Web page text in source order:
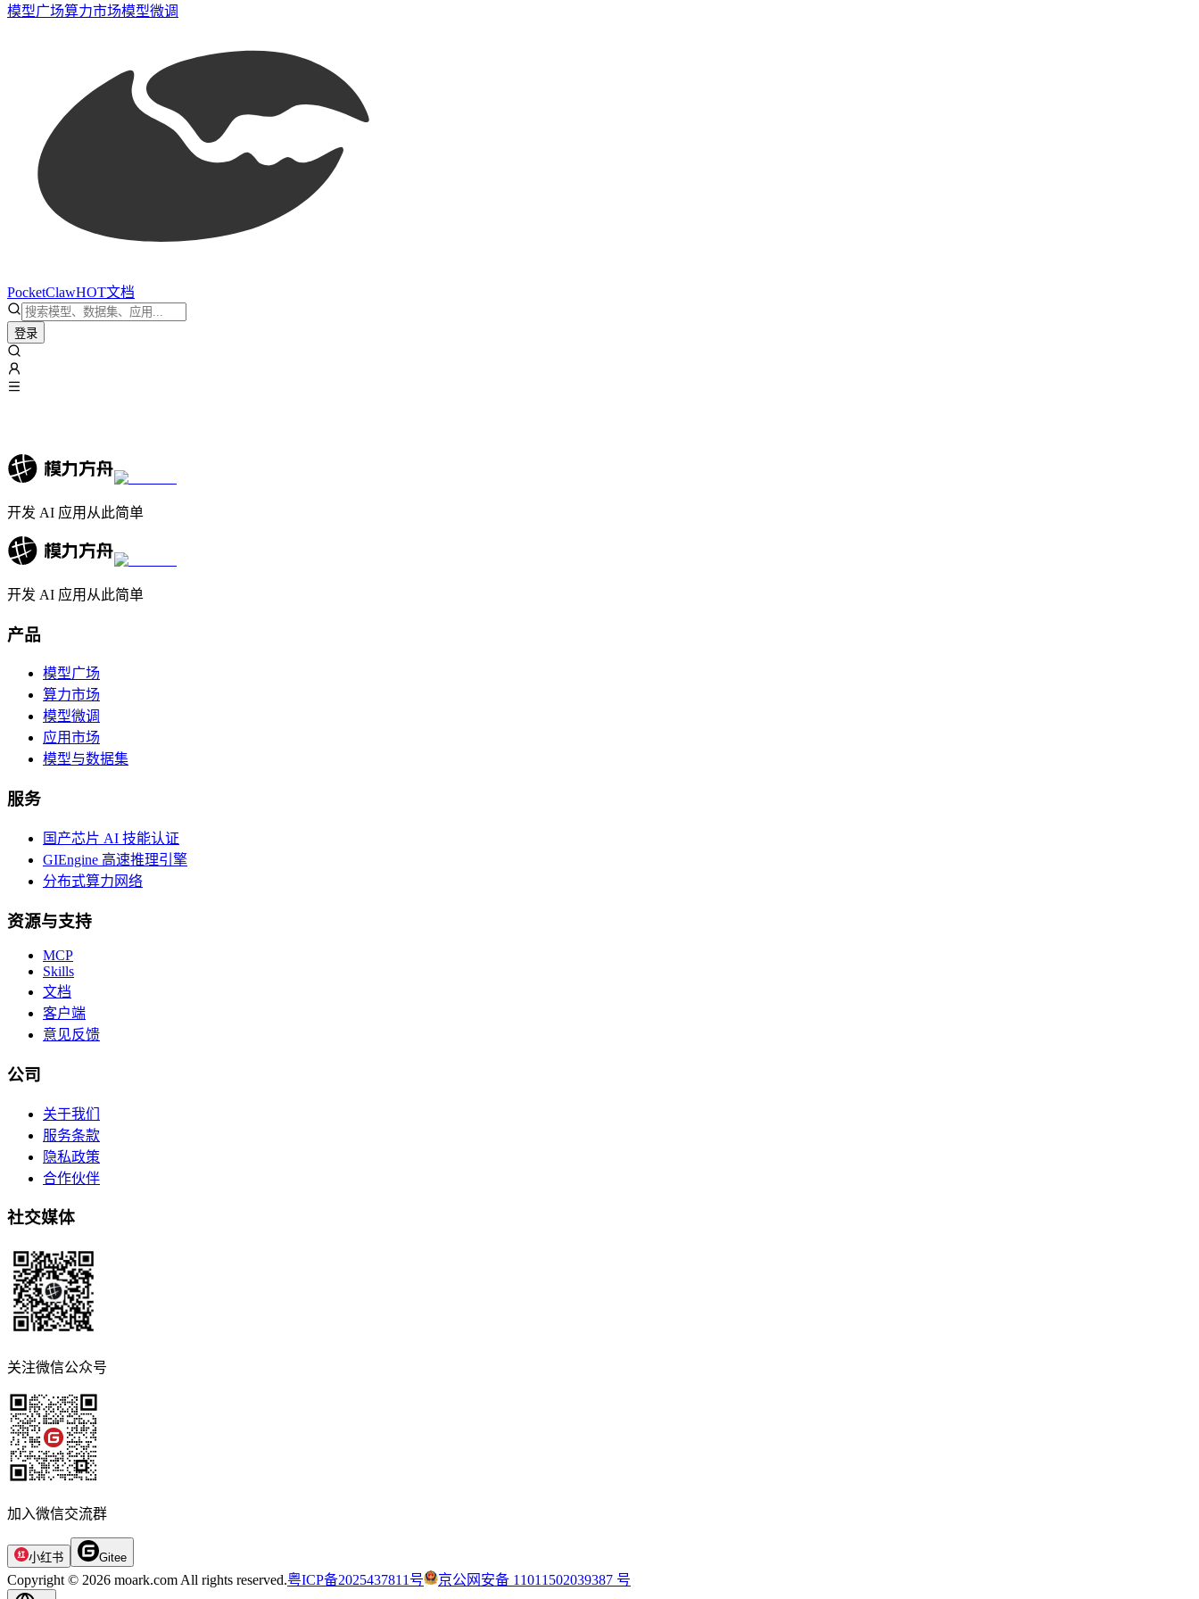
模型广场算力市场模型微调
PocketClawHOT文档
登录
开发 AI 应用从此简单
开发 AI 应用从此简单
产品
模型广场
算力市场
模型微调
应用市场
模型与数据集
服务
国产芯片 AI 技能认证
GIEngine 高速推理引擎
分布式算力网络
资源与支持
MCP
Skills
文档
客户端
意见反馈
公司
关于我们
服务条款
隐私政策
合作伙伴
社交媒体
关注微信公众号
加入微信交流群
小红书 Gitee
Copyright © 2026 moark.com All rights reserved.粤ICP备2025437811号 京公网安备 11011502039387 号